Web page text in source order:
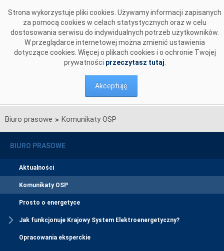
Strona wykorzystuje pliki cookies. Używamy informacji zapisanych
za pomocą cookies w celach statystycznych oraz w celu
dostosowania serwisu do indywidualnych potrzeb użytkowników.
W przeglądarce internetowej można zmienić ustawienia
dotyczące cookies. Więcej o plikach cookies i o ochronie Twojej
prywatności przeczytasz tutaj
Akceptuję
Biuro prasowe > Komunikaty OSP
BIURO PRASOWE
Aktualności
Komunikaty OSP
Prosto o energetyce
Jak funkcjonuje Krajowy System Elektroenergetyczny?
Opracowania eksperckie